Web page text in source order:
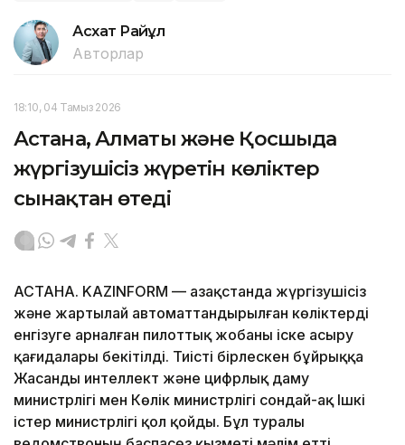
Асхат Райқұл
Авторлар
18:10, 04 Тамыз 2026
Астана, Алматы және Қосшыда
жүргізушісіз жүретін көліктер
сынақтан өтеді
АСТАНА. KAZINFORM — Қазақстанда жүргізушісіз
және жартылай автоматтандырылған көліктерді
енгізуге арналған пилоттық жобаны іске асыру
қағидалары бекітілді. Тиісті бірлескен бұйрыққа
Жасанды интеллект және цифрлық даму
министрлігі мен Көлік министрлігі сондай-ақ Ішкі
істер министрлігі қол қойды. Бұл туралы